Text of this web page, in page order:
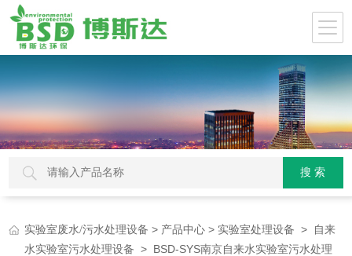
实验室废水/污水处理设备 > 产品中心 > 实验室处理设备 >
自来
水实验室污水处理设备 > BSD-SYS南京自来水实验室污水处理